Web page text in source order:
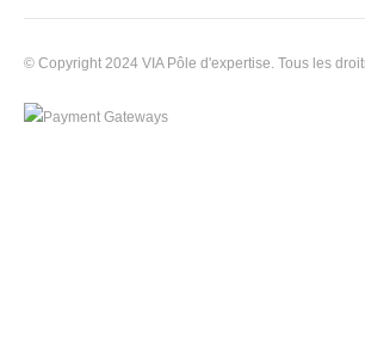
© Copyright 2024 VIA Pôle d'expertise. Tous les